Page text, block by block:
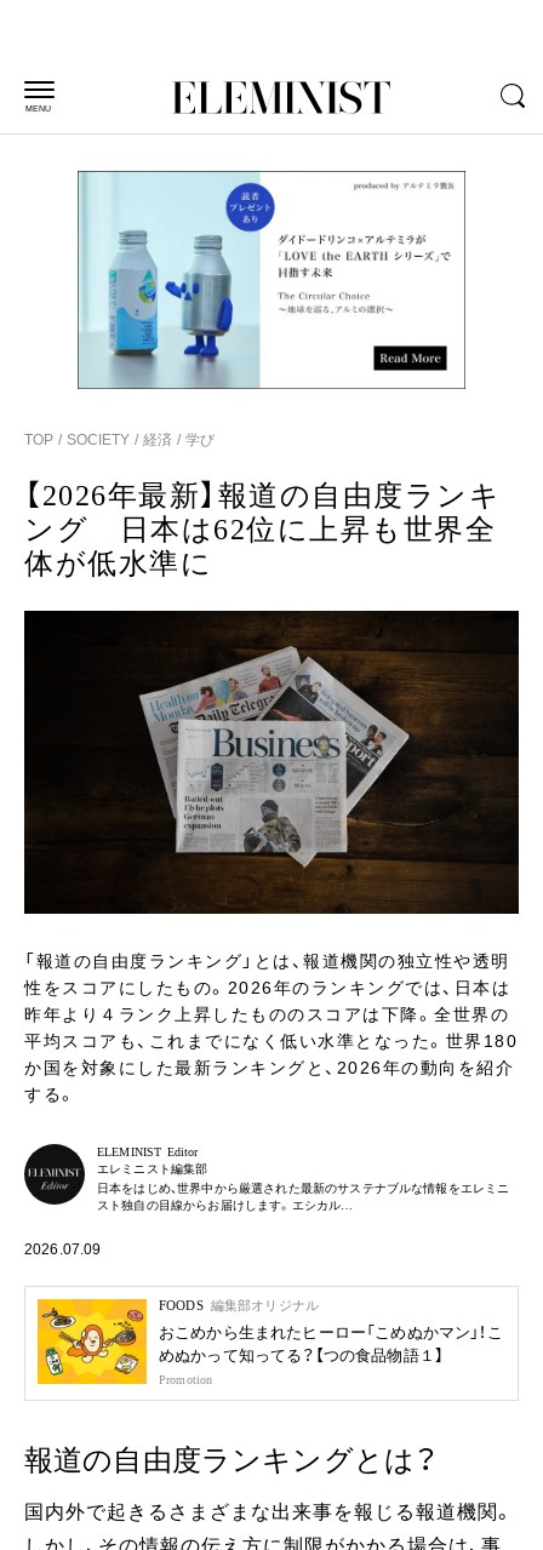
MENU
TOP SOCIETY 経済 学び
【2026年最新】報道の自由度ランキ
ング 日本は62位に上昇も世界全
体が低水準に
「報道の自由度ランキング」とは、報道機関の独立性や透明
性をスコアにしたもの。2026年のランキングでは、日本は
昨年より４ランク上昇したもののスコアは下降。全世界の
平均スコアも、これまでになく低い水準となった。世界180
か国を対象にした最新ランキングと、2026年の動向を紹介
する。
ELEMINIST Editor
エレミニスト編集部
日本をはじめ、世界中から厳選された最新のサステナブルな情報をエレミニ
スト独自の目線からお届けします。エシカル…
2026.07.09
FOODS 編集部オリジナル
おこめから生まれたヒーロー「こめぬかマン」！こ
めぬかって知ってる？【つの食品物語１】
Promotion
報道の自由度ランキングとは？
国内外で起きるさまざまな出来事を報じる報道機関。
しかし、その情報の伝え方に制限がかかる場合は、事